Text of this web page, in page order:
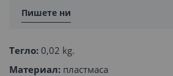
Пишете ни
Тегло: 0,02 kg.
Материал: пластмаса